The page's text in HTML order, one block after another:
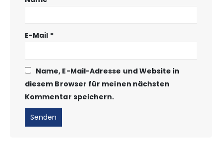
E-Mail *
Name, E-Mail-Adresse und Website in
diesem Browser für meinen nächsten
Kommentar speichern.